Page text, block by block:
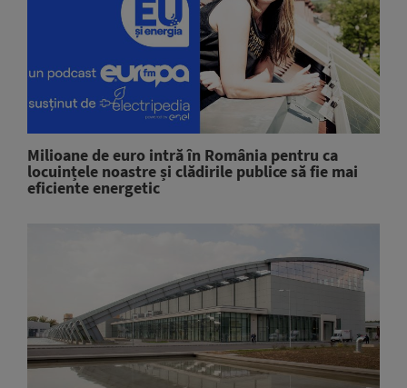
Milioane de euro intră în România pentru ca
locuințele noastre și clădirile publice să fie mai
eficiente energetic